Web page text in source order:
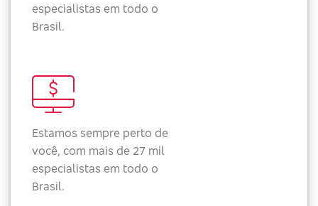
especialistas em todo o
Brasil.
Estamos sempre perto de
você, com mais de 27 mil
especialistas em todo o
Brasil.